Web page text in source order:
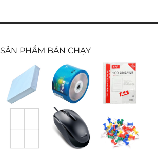
SẢN PHẨM BÁN CHẠY
Giấy ford
A4 xanh
dương
DVD-R
Kachi 50
Bìa lổ
dày
Chuột
Genius
DX-120
Đinh ấn
màu